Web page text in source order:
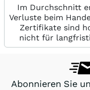
Im Durchschnitt
Verluste beim
Zertifikate sind
nicht für
Abonnieren Sie